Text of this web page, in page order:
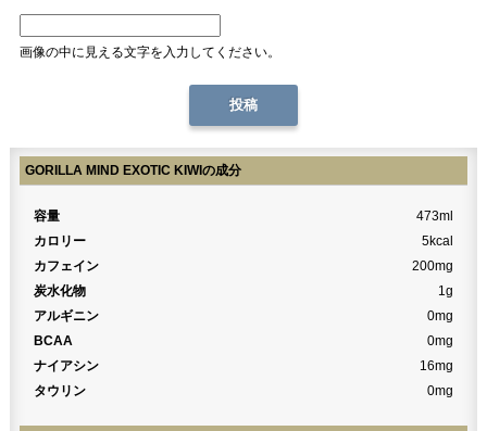
画像の中に見える文字を入力してください。
GORILLA MIND EXOTIC KIWIの成分
容量
473ml
カロリー
5kcal
カフェイン
200mg
炭水化物
1g
アルギニン
0mg
BCAA
0mg
ナイアシン
16mg
タウリン
0mg